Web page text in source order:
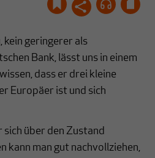
kein geringerer als
Bank, lässt uns in einem
wissen, dass er drei kleine
Europäer ist und sich
über den Zustand
kann man gut nachvollziehen,